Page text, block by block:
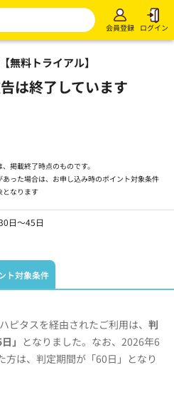
会員登録 ログイン
無料トライアル】
は終了しています
掲載終了時点のものです。
った場合は、お申し込み時のポイント対象条件
となります
日～45日
ト対象条件
タスを経由されたご利用は、 判
」 となりました。なお、2026年6
方は、判定期間が「60日」となり